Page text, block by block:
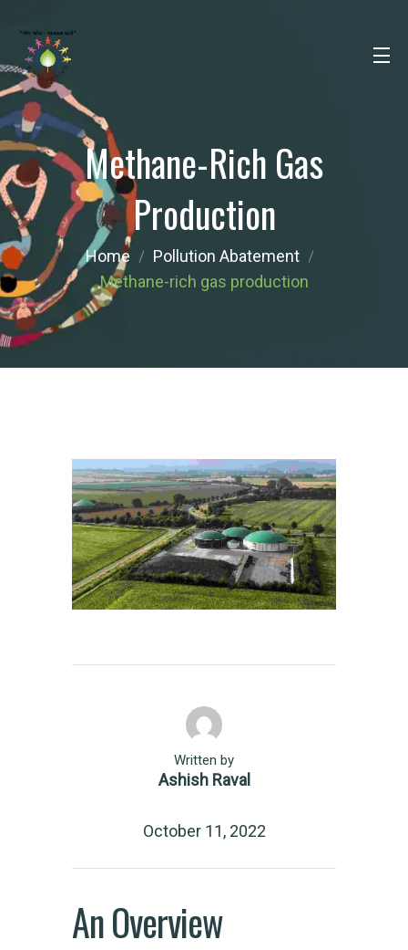
Methane-Rich Gas
Production
Home
Pollution Abatement
Methane-rich gas production
Written by
Ashish Raval
October 11, 2022
An Overview